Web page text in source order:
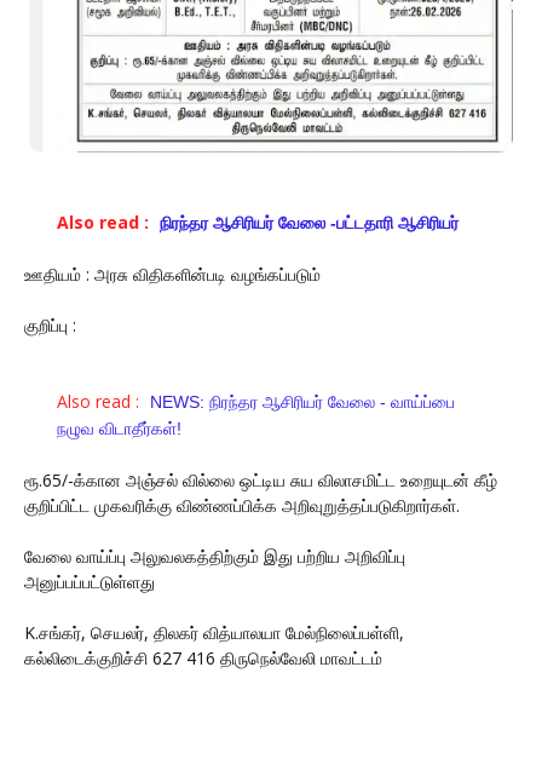
Also read : நிரந்தர ஆசிரியர் வேலை -பட்டதாரி ஆசிரியர்
ஊதியம் : அரசு விதிகளின்படி வழங்கப்படும்
குறிப்பு :
Also read :
NEWS: நிரந்தர ஆசிரியர் வேலை - வாய்ப்பை
நழுவ விடாதீர்கள்!
ரூ.65/-க்கான அஞ்சல் வில்லை ஒட்டிய சுய விலாசமிட்ட உறையுடன் கீழ்
குறிப்பிட்ட முகவரிக்கு விண்ணப்பிக்க அறிவுறுத்தப்படுகிறார்கள்.
வேலை வாய்ப்பு அலுவலகத்திற்கும் இது பற்றிய அறிவிப்பு
அனுப்பப்பட்டுள்ளது
K.சங்கர், செயலர், திலகர் வித்யாலயா மேல்நிலைப்பள்ளி,
கல்லிடைக்குறிச்சி 627 416 திருநெல்வேலி மாவட்டம்